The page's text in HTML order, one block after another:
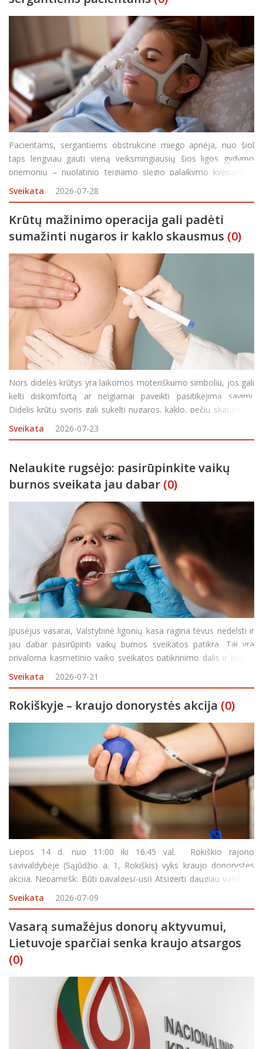
Pacientams, sergantiems obstrukcine miego apnėja, nuo šiol
taps lengviau gauti vieną veiksmingiausių šios ligos gydymo
priemonių – nuolatinio teigiamo slėgio palaikymo kvėpavimo
takuose deguonies aparatus. Valstybinės ligonių kasos (VLK)
specialistų teigimu, šis sprendimas
Sveikata 2026-07-28
Krūtų mažinimo operacija gali padėti
sumažinti nugaros ir kaklo skausmus (0)
Nors didelės krūtys yra laikomos moteriškumo simboliu, jos gali
kelti diskomfortą ar neigiamai paveikti pasitikėjimą savimi.
Didelis krūtų svoris gali sukelti nugaros, kaklo, pečių skausmus,
odos sudirgimus, riboti tam tikras fizines veiklas, aprangos
pasirinkimus ar net neigiamai paveikti be
Sveikata 2026-07-23
Nelaukite rugsėjo: pasirūpinkite vaikų
burnos sveikata jau dabar (0)
Įpusėjus vasarai, Valstybinė ligonių kasa ragina tėvus nedelsti ir
jau dabar pasirūpinti vaikų burnos sveikatos patikra. Tai yra
privaloma kasmetinio vaiko sveikatos patikrinimo dalis ir būtina
išduodant ugdymo įstaigai reikalingą elektroninį Mokinio
sveikatos pažymėjimą. Gydytojui odontologu
Sveikata 2026-07-21
Rokiškyje – kraujo donorystės akcija (0)
Liepos 14 d. nuo 11:00 iki 16.45 val. Rokiškio rajono
savivaldybėje (Sąjūdžio a. 1, Rokiškis) vyks kraujo donorystės
akcija. Nepamiršk: Būti pavalgęs(-usi) Atsigerti daugiau vandens
Turėti asmens dokumentą Pietų pertrauka – 13:45–14:15
Sveikata 2026-07-09
Vasarą sumažėjus donorų aktyvumui,
Lietuvoje sparčiai senka kraujo atsargos
(0)